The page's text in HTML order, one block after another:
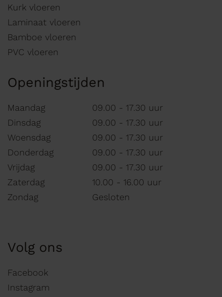
Kurk vloeren
Laminaat vloeren
Bamboe vloeren
PVC vloeren
Openingstijden
Maandag
09.00 - 17.30 uur
Dinsdag
09.00 - 17.30 uur
Woensdag
09.00 - 17.30 uur
Donderdag
09.00 - 17.30 uur
Vrijdag
09.00 - 17.30 uur
Zaterdag
10.00 - 16.00 uur
Zondag
Gesloten
Volg ons
Facebook
Instagram